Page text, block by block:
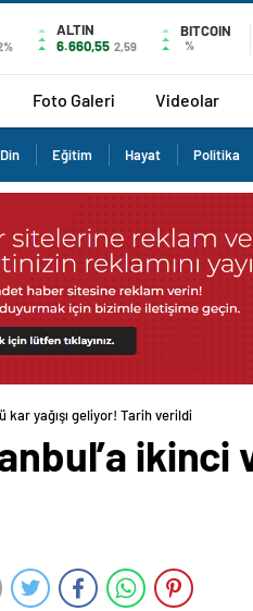
ALTIN
6.660,55 2,59
BITCOIN
%
Foto Galeri Videolar
Din Eğitim Hayat Politika
kar yağışı geliyor! Tarih verildi
ikinci